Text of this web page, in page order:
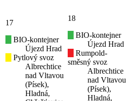
17
BIO-kontejner
Újezd Hrad
Pytlový svoz
Albrechtice
nad Vltavou
(Písek),
Hladná,
18
BIO-kontejner
Újezd Hrad
Rumpold-
směsný svoz
Albrechtice
nad Vltavou
(Písek),
Hladná,